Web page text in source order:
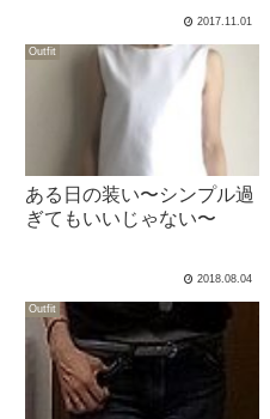
2017.11.01
Outfit
ある日の装い〜シンプル過
ぎてもいいじゃない〜
2018.08.04
Outfit